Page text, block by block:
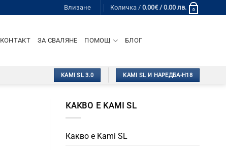
Влизане Количка / 0.00€/ 0.00 лв. 0
КОНТАКТ ЗА СВАЛЯНЕ ПОМОЩ БЛОГ
KAMI SL 3.0 KAMI SL И НАРЕДБА-Н18
КАКВО Е KAMI SL
Какво е Kami SL